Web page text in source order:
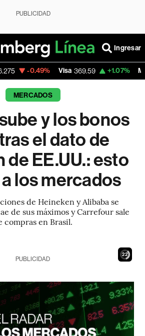
PUBLICIDAD
Ingresar
Visa 369.59 +1.07% MercadoLibre
MERCADOS
y los bonos
el dato de
EE.UU.: esto
los mercados
de Heineken y Alibaba se
de sus máximos y Carrefour sale
compras en Brasil.
21
PUBLICIDAD